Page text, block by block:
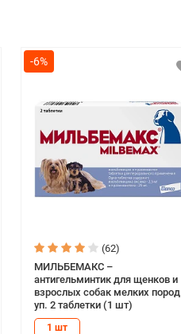
-6%
(62)
МИЛЬБЕМАКС –
антигельминтик для щенков и
взрослых собак мелких пород
уп. 2 таблетки (1 шт)
1 шт